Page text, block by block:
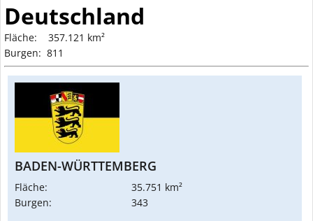
Deutschland
Fläche: 357.121 km²
Burgen: 811
BADEN-WÜRTTEMBERG
Fläche:
35.751 km²
Burgen:
343